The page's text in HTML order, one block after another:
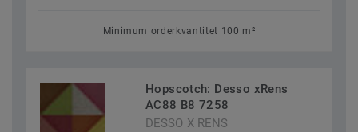
Minimum orderkvantitet 100 m²
Hopscotch: Desso xRens
AC88 B8 7258
DESSO X RENS